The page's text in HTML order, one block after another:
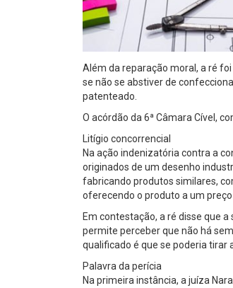
Além da reparação moral, a ré
se não se abstiver de
patenteado.
O acórdão da 6ª Câmara Cível,
Litígio concorrencial
Na ação indenizatória contra a
originados de um desenho
fabricando produtos similares,
oferecendo o produto a um
Em contestação, a ré disse que
permite perceber que não há
qualificado é que se poderia tirar
Palavra da perícia
Na primeira instância, a juíza